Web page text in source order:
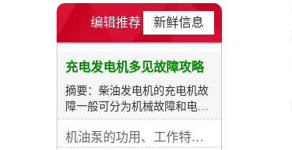
符合充电机额定输出电压时，
说明充电机有损坏，这时应对
应按先易后难、先外后内的方
灭，或时亮时灭充电指示灯点
亮详细是由于充电指示灯两端
发生压差，因而可能的原由是
输出电压低，以及线路接触不
新鲜信息
编辑推荐
充电发电机多见故障攻略
摘要：柴油发电机的充电机故
障一般可分为机械故障和电路
损坏两类。机械故障主妥是运
动件磨耗、紧固件松动等，这
机油泵的功用、工作特征、原理及亮点